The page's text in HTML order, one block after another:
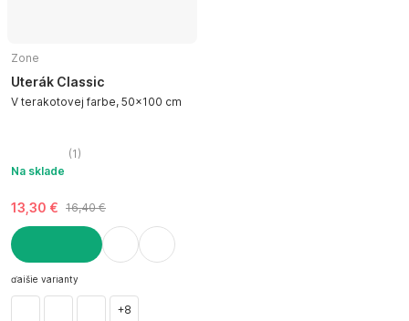
Zone
Uterák Classic
V terakotovej farbe, 50x100 cm
(1 )
Na sklade
13,30 € 16,40 €
DO KOŠÍKA
ďalšie varianty
+8